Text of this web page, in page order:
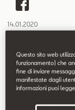
SEAT Usato
Configuratore
14.01.2020
/ La nuova
sportività alla
Questo sito web
funzionamento) che
fine di inviare
manifestate dagli
informazioni puoi